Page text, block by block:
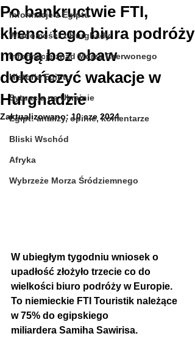
Informacje z Egiptu
Wiadomości z Hurghady
Informacje znad Morza Czerwonego
Historia Egiptu
Sytuacja na Ukrainie
Egipt: analizy, opinie, komentarze
Bliski Wschód
Afryka
Wybrzeże Morza Śródziemnego
Po bankructwie FTI,
klienci tego biura podróży
mogą bez obaw
dokończyć wakacje w
Hurghadzie
Zaktualizowano:10 cze 2024
W ubiegłym tygodniu wniosek o
upadłość złożyło trzecie co do
wielkości biuro podróży w Europie.
To niemieckie FTI Touristik należące
w 75% do egipskiego
miliardera Samiha Sawirisa.